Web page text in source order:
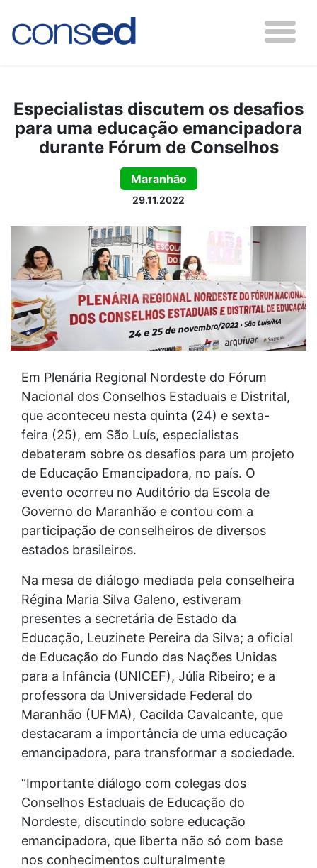
Especialistas discutem os desafios
para uma educação emancipadora
durante Fórum de Conselhos
Maranhão
29.11.2022
Em Plenária Regional Nordeste do Fórum
Nacional dos Conselhos Estaduais e Distrital,
que aconteceu nesta quinta (24) e sexta-
feira (25), em São Luís, especialistas
debateram sobre os desafios para um projeto
de Educação Emancipadora, no país. O
evento ocorreu no Auditório da Escola de
Governo do Maranhão e contou com a
participação de conselheiros de diversos
estados brasileiros.
Na mesa de diálogo mediada pela conselheira
Régina Maria Silva Galeno, estiveram
presentes a secretária de Estado da
Educação, Leuzinete Pereira da Silva; a oficial
de Educação do Fundo das Nações Unidas
para a Infância (UNICEF), Júlia Ribeiro; e a
professora da Universidade Federal do
Maranhão (UFMA), Cacilda Cavalcante, que
destacaram a importância de uma educação
emancipadora, para transformar a sociedade.
“Importante diálogo com colegas dos
Conselhos Estaduais de Educação do
Nordeste, discutindo sobre educação
emancipadora, que liberta não só com base
nos conhecimentos culturalmente